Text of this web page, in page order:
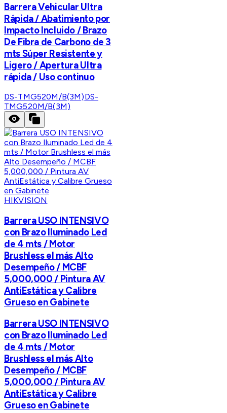
Barrera Vehicular Ultra
Rápida / Abatimiento por
Impacto Incluido / Brazo
De Fibra de Carbono de 3
mts Súper Resistente y
Ligero / Apertura Ultra
rápida / Uso continuo
DS-TMG520M/B(3M)DS-
TMG520M/B(3M)
HIKVISION
Barrera USO INTENSIVO
con Brazo Iluminado Led
de 4 mts / Motor
Brushless el más Alto
Desempeño / MCBF
5,000,000 / Pintura AV
AntiEstática y Calibre
Grueso en Gabinete
Barrera USO INTENSIVO
con Brazo Iluminado Led
de 4 mts / Motor
Brushless el más Alto
Desempeño / MCBF
5,000,000 / Pintura AV
AntiEstática y Calibre
Grueso en Gabinete